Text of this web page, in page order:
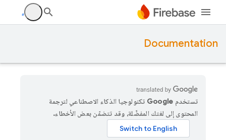
Documentation
تستخدم Google تكنولوجيا الذكاء الاصطناعي لترجمة
المحتوى إلى لغتك المفضّلة، وقد تتضمّن بعض الأخطاء.